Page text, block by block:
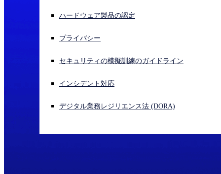
サイバー攻撃を受けている場合、連絡先はこちら
ハードウェア製品の認定
プライバシー
セキュリティの模擬訓練のガイドライン
インシデント対応
デジタル業務レジリエンス法 (DORA)